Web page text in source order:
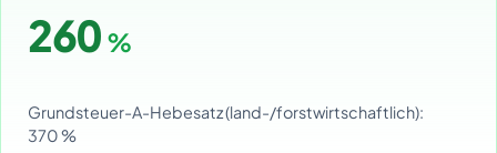
260 %
Grundsteuer-A-Hebesatz (land-/forstwirtschaftlich):
370 %